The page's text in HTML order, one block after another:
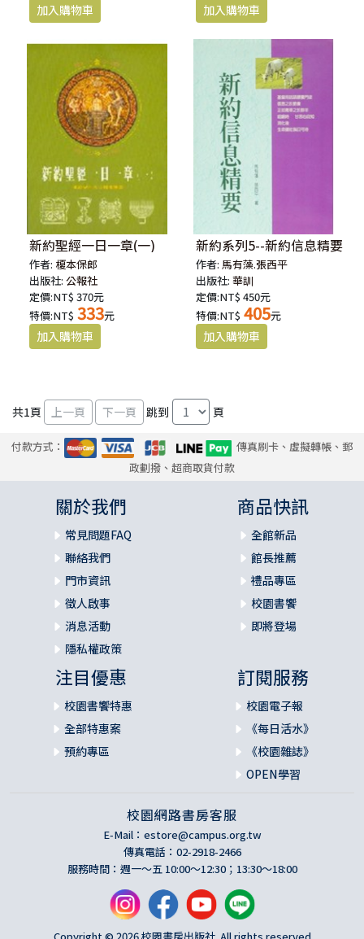
新約聖經一日一章(一)
作者: 榎本保郎
出版社:公報社
定價:NT$ 370元
特價:NT$ 333元
新約系列5--新約信息精要
作者:馬有藻.張西平
出版社:華訓
定價:NT$ 450元
特價:NT$ 405元
共1頁 跳到 頁
付款方式：
傳真刷卡、虛擬轉帳、郵
政劃撥、超商取貨付款
關於我們
常見問題FAQ
聯絡我們
門市資訊
徵人啟事
消息活動
隱私權政策
商品快訊
全館新品
館長推薦
禮品專區
校園書饗
即將登場
注目優惠
校園書饗特惠
全部特惠案
預約專區
訂閱服務
校園電子報
《每日活水》
《校園雜誌》
OPEN學習
校園網路書房客服
E-Mail： estore@campus.org.tw
傳真電話：02-2918-2466
服務時間：週一～五 10:00～12:30；13:30～18:00